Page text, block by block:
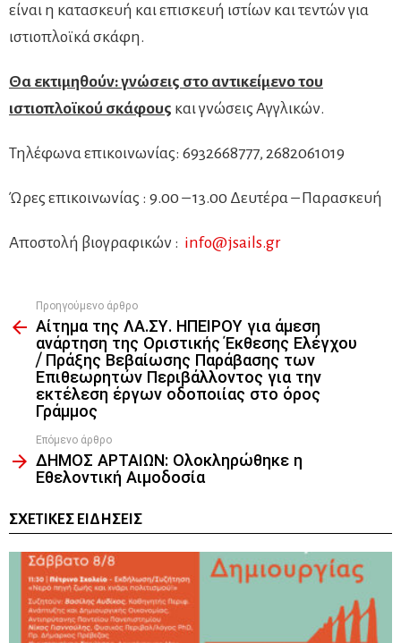
είναι η κατασκευή και επισκευή ιστίων και τεντών για
ιστιοπλοϊκά σκάφη.
Θα εκτιμηθούν: γνώσεις στο αντικείμενο του
ιστιοπλοϊκού σκάφους και γνώσεις Αγγλικών.
Τηλέφωνα επικοινωνίας: 6932668777, 2682061019
Ώρες επικοινωνίας : 9.00 – 13.00 Δευτέρα – Παρασκευή
Αποστολή βιογραφικών : info@jsails.gr
more
Προηγούμενο άρθρο
Αίτημα της ΛΑ.ΣΥ. ΗΠΕΙΡΟΥ για άμεση
ανάρτηση της Οριστικής Έκθεσης Ελέγχου
/ Πράξης Βεβαίωσης Παράβασης των
Επιθεωρητών Περιβάλλοντος για την
εκτέλεση έργων οδοποιίας στο όρος
Γράμμος
Επόμενο άρθρο
ΔΗΜΟΣ ΑΡΤΑΙΩΝ: Ολοκληρώθηκε η
Εθελοντική Αιμοδοσία
ΣΧΕΤΙΚΈΣ ΕΙΔΉΣΕΙΣ